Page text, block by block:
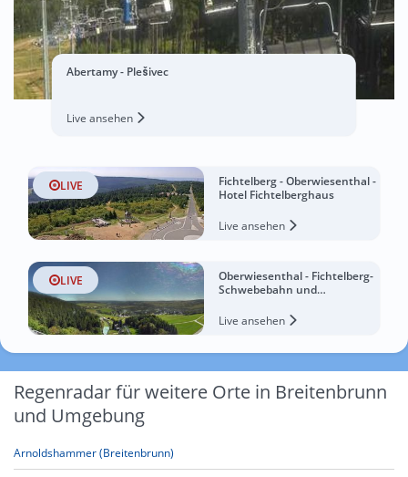
Abertamy - Plešivec
Live ansehen
LIVE
Fichtelberg - Oberwiesenthal -
Hotel Fichtelberghaus
Live ansehen
LIVE
Oberwiesenthal - Fichtelberg-
Schwebebahn und
Live ansehen
Regenradar für weitere Orte in Breitenbrunn
und Umgebung
Arnoldshammer (Breitenbrunn)